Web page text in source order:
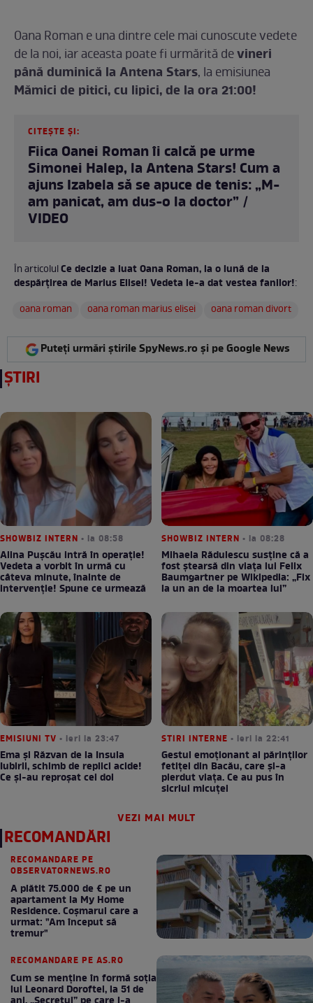
Oana Roman e una dintre cele mai cunoscute vedete
de la noi, iar aceasta poate fi urmărită devineri
până duminică la Antena Stars, la emisiunea
Mămici de pitici, cu lipici, de la ora 21:00!
CITEȘTE ȘI:
Fiica Oanei Roman îi calcă pe urme
Simonei Halep, la Antena Stars! Cum a
ajuns Izabela să se apuce de tenis: „M-
am panicat, am dus-o la doctor” /
VIDEO
În articolulCe decizie a luat Oana Roman, la o lună de la
despărțirea de Marius Elisei! Vedeta le-a dat vestea fanilor!:
oana roman
oana roman marius elisei oana roman divort
Puteți urmări știrile SpyNews.ro și pe Google News
ȘTIRI
SHOWBIZ INTERN • la 08:58
Alina Pușcău intră în operație!
Vedeta a vorbit în urmă cu
câteva minute, înainte de
intervenție! Spune ce urmează
SHOWBIZ INTERN • la 08:28
Mihaela Rădulescu susține că a
fost ștearsă din viața lui Felix
Baumgartner pe Wikipedia: „Fix
la un an de la moartea lui”
EMISIUNI TV • ieri la 23:47
Ema și Răzvan de la Insula
Iubirii, schimb de replici acide!
Ce și-au reproșat cei doi
STIRI INTERNE • ieri la 22:41
Gestul emoționant al părinților
fetiței din Bacău, care și-a
pierdut viața. Ce au pus în
sicriul micuței
VEZI MAI MULT
RECOMANDĂRI
RECOMANDARE PE
OBSERVATORNEWS.RO
A plătit 75.000 de € pe un
apartament la My Home
Residence. Coşmarul care a
urmat: "Am început să
tremur"
RECOMANDARE PE AS.RO
Cum se menţine în formă soţia
lui Leonard Doroftei, la 51 de